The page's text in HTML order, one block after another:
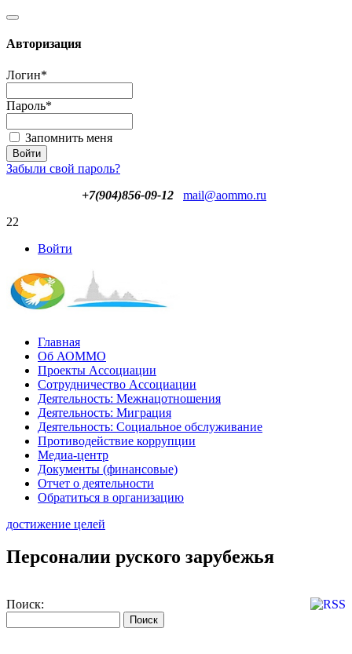
Авторизация
Логин*
Пароль*
Запомнить меня
Забыли свой пароль?
+7(904)856-09-12
mail@aommo.ru
22
Войти
Главная
Об АОММО
Проекты Ассоциации
Сотрудничество Ассоциации
Деятельность: Межнацотношения
Деятельность: Миграция
Деятельность: Социальное обслуживание
Противодействие коррупции
Медиа-центр
Документы (финансовые)
Отчет о деятельности
Обратиться в организацию
достижение целей
Персоналии руского зарубежья
Поиск: